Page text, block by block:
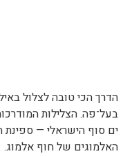
הדרך הכי טובה לצלול
בעל־פה. הצלילות
ים סוף הישראלי — ספינת
האלמוגים של חוף אלמוג.